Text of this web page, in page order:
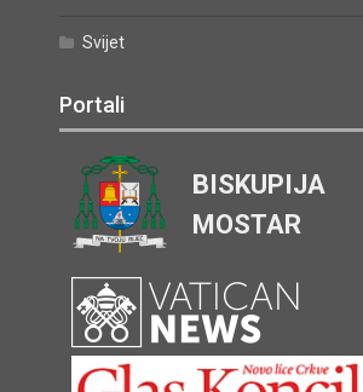
Svijet
Portali
BISKUPIJA
MOSTAR